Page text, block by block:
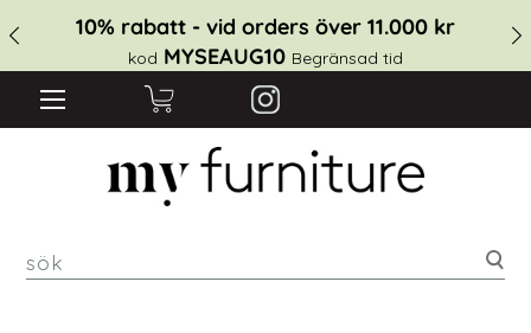
10% rabatt - vid orders över 11.000 kr
kod MYSEAUG10 Begränsad tid